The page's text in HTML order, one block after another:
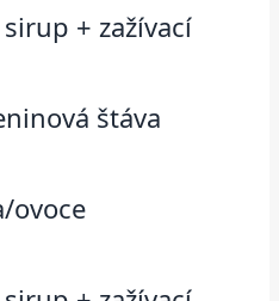
+ zažívací
štáva
ovoce